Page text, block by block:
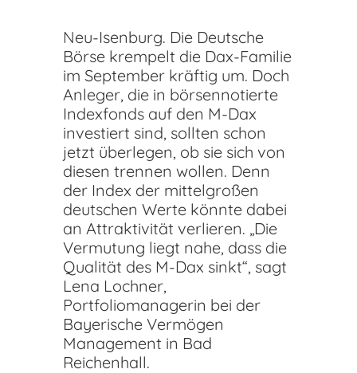
Neu-Isenburg. Die Deutsche
Börse krempelt die Dax-Familie
im September kräftig um. Doch
Anleger, die in börsennotierte
Indexfonds auf den M-Dax
investiert sind, sollten schon
jetzt überlegen, ob sie sich von
diesen trennen wollen. Denn
der Index der mittelgroßen
deutschen Werte könnte dabei
an Attraktivität verlieren. „Die
Vermutung liegt nahe, dass die
Qualität des M-Dax sinkt“, sagt
Lena Lochner,
Portfoliomanagerin bei der
Bayerische Vermögen
Management in Bad
Reichenhall.